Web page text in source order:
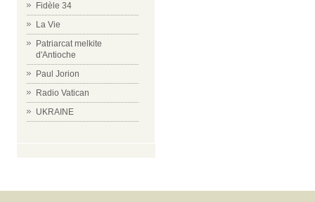
Fidèle 34
La Vie
Patriarcat melkite
d'Antioche
Paul Jorion
Radio Vatican
UKRAINE